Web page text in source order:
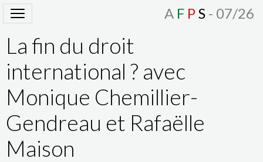
A F PS - 07/26
La fin du droit
international ? avec
Monique Chemillier-
Gendreau et Rafaëlle
Maison